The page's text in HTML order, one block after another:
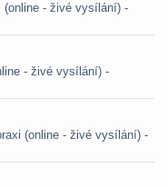
(online - živé vysílání) -
- živé vysílání) -
(online - živé vysílání) -